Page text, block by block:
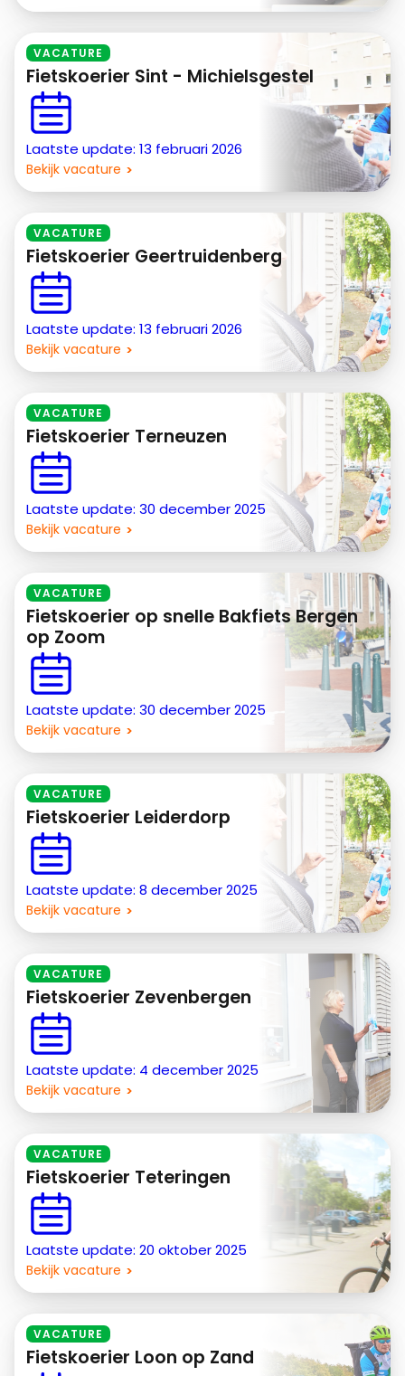
VACATURE
Fietskoerier Sint - Michielsgestel
Laatste update: 13 februari 2026
Bekijk vacature
VACATURE
Fietskoerier Geertruidenberg
Laatste update: 13 februari 2026
Bekijk vacature
VACATURE
Fietskoerier Terneuzen
Laatste update: 30 december 2025
Bekijk vacature
VACATURE
Fietskoerier op snelle Bakfiets Bergen
op Zoom
Laatste update: 30 december 2025
Bekijk vacature
VACATURE
Fietskoerier Leiderdorp
Laatste update: 8 december 2025
Bekijk vacature
VACATURE
Fietskoerier Zevenbergen
Laatste update: 4 december 2025
Bekijk vacature
VACATURE
Fietskoerier Teteringen
Laatste update: 20 oktober 2025
Bekijk vacature
VACATURE
Fietskoerier Loon op Zand